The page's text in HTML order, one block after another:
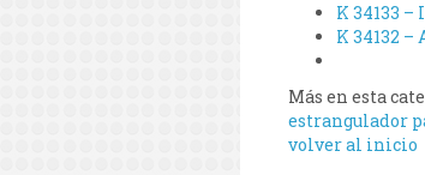
K 34133
K 34132
Más en esta
estrangulador
volver al inicio